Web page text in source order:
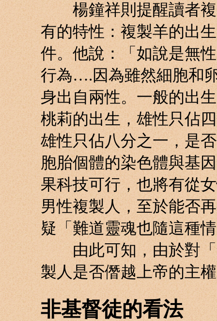
楊鐘祥則提醒讀者複
有的特性：複製羊的出
件。他說：「如說是無
行為….因為雖然細胞和
身出自兩性。一般的出
桃莉的出生，雄性只佔
雄性只佔八分之一，是
胞胎個體的染色體與基
果科技可行，也將有從
男性複製人，至於能否
疑「難道靈魂也隨這種
由此可知，由於對「
製人是否僭越上帝的主
非基督徒的看法